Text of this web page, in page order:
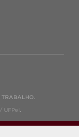
TRABALHO.
UFPel.